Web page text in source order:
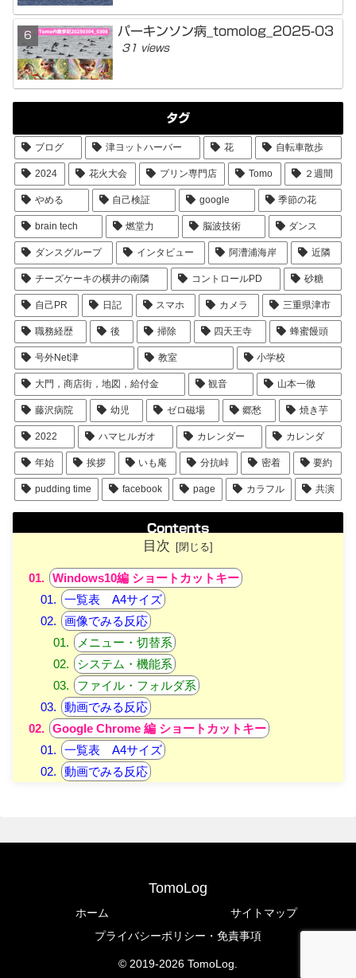
パーキンソン病_tomolog_2025-03
31 views
タグ
ブログ 津ヨットハーバー 花 自転車散歩
2024 花火大会 プリン専門店 Tomo ２週間
やめる 自己検証 google 季節の花
brain tech 燃堂力 脳波技術 ダンス
ダンスグループ インタビュー 阿漕浦海岸 近隣
チーズケーキの横井の南隣 コントロールPD 砂糖
自己PR 日記 スマホ カメラ 三重県津市
職務経歴 後 掃除 四天王寺 蜂蜜饅頭
号外Net津 教室 小学校
大門，商店街，地図，給付金 観音 山本一徹
藤沢病院 幼児 ゼロ磁場 郷愁 焼き芋
2022 ハマヒルガオ カレンダー カレンダ
年始 挨拶 いも庵 分抗峠 密着 要約
pudding time facebook page カラフル 共演
Contents
目次
Windows10編 ショートカットキー
一覧表 A4サイズ
画像でみる反応
メニュー・切替系
システム・機能系
ファイル・フォルダ系
動画でみる反応
Google Chrome 編 ショートカットキー
一覧表 A4サイズ
動画でみる反応
TomoLog
ホーム
サイトマップ
プライバシーポリシー・免責事項
© 2019-2026 TomoLog.